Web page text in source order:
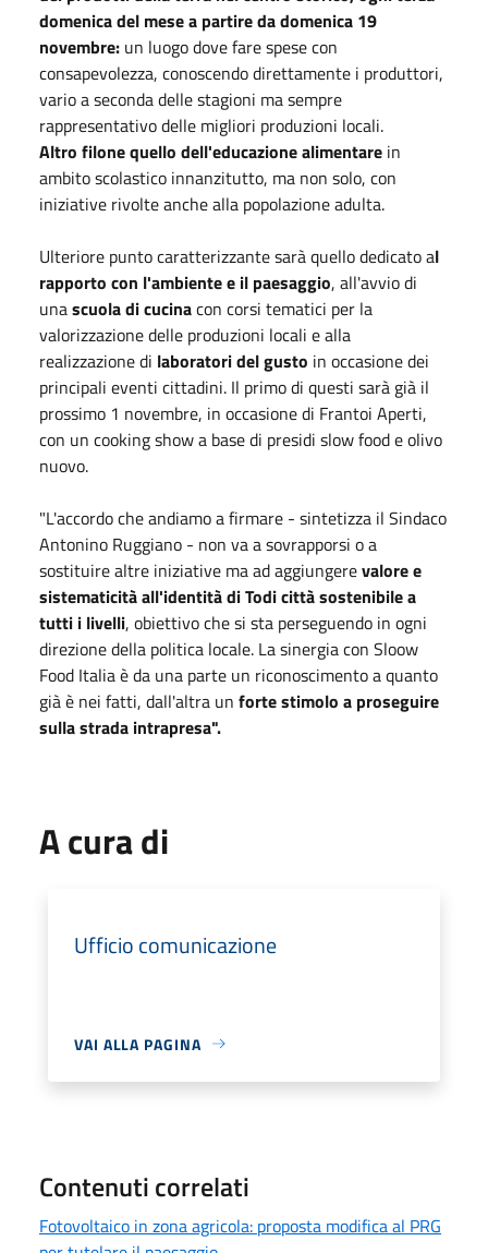
domenica del mese a partire da domenica 19
novembre: un luogo dove fare spese con
consapevolezza, conoscendo direttamente i produttori,
vario a seconda delle stagioni ma sempre
rappresentativo delle migliori produzioni locali.
Altro filone quello dell'educazione alimentare in
ambito scolastico innanzitutto, ma non solo, con
iniziative rivolte anche alla popolazione adulta.
Ulteriore punto caratterizzante sarà quello dedicato al
rapporto con l'ambiente e il paesaggio, all'avvio di
unascuola di cucinacon corsi tematici per la
valorizzazione delle produzioni locali e alla
realizzazione di laboratori del gusto in occasione dei
principali eventi cittadini. Il primo di questi sarà già il
prossimo 1 novembre, in occasione di Frantoi Aperti,
con un cooking show a base di presidi slow food e olivo
nuovo.
"L'accordo che andiamo a firmare - sintetizza il Sindaco
Antonino Ruggiano - non va a sovrapporsi o a
sostituire altre iniziative ma ad aggiungerevalore e
sistematicità all'identità di Todi città sostenibile a
tutti i livelli, obiettivo che si sta perseguendo in ogni
direzione della politica locale. La sinergia con Sloow
Food Italia è da una parte un riconoscimento a quanto
già è nei fatti, dall'altra un forte stimolo a proseguire
sulla strada intrapresa".
A cura di
Ufficio comunicazione
VAI ALLA PAGINA
Contenuti correlati
Fotovoltaico in zona agricola: proposta modifica al PRG